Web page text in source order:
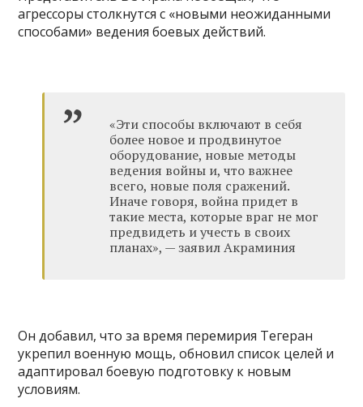
агрессоры столкнутся с «новыми неожиданными
способами» ведения боевых действий.
«Эти способы включают в себя
более новое и продвинутое
оборудование, новые методы
ведения войны и, что важнее
всего, новые поля сражений.
Иначе говоря, война придет в
такие места, которые враг не мог
предвидеть и учесть в своих
планах», — заявил Акраминия
Он добавил, что за время перемирия Тегеран
укрепил военную мощь, обновил список целей и
адаптировал боевую подготовку к новым
условиям.